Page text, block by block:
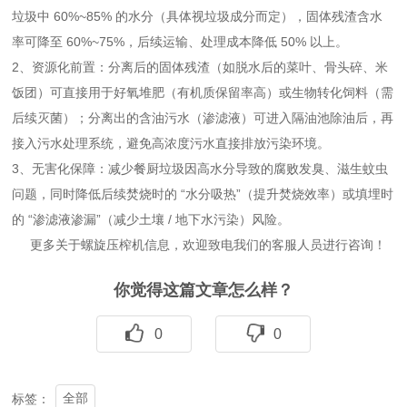
垃圾中 60%~85% 的水分（具体视垃圾成分而定），固体残渣含水
率可降至 60%~75%，后续运输、处理成本降低 50% 以上。
2、资源化前置：分离后的固体残渣（如脱水后的菜叶、骨头碎、米
饭团）可直接用于好氧堆肥（有机质保留率高）或生物转化饲料（需
后续灭菌）；分离出的含油污水（渗滤液）可进入隔油池除油后，再
接入污水处理系统，避免高浓度污水直接排放污染环境。
3、无害化保障：减少餐厨垃圾因高水分导致的腐败发臭、滋生蚊虫
问题，同时降低后续焚烧时的 “水分吸热”（提升焚烧效率）或填埋时
的 “渗滤液渗漏”（减少土壤 / 地下水污染）风险。
更多关于螺旋压榨机信息，欢迎致电我们的客服人员进行咨询！
你觉得这篇文章怎么样？
0 0
标签： 全部